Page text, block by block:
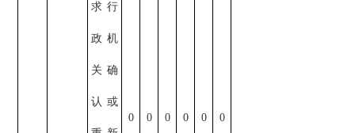
求行
政机
关确
认或
0 0 0 0 0 0